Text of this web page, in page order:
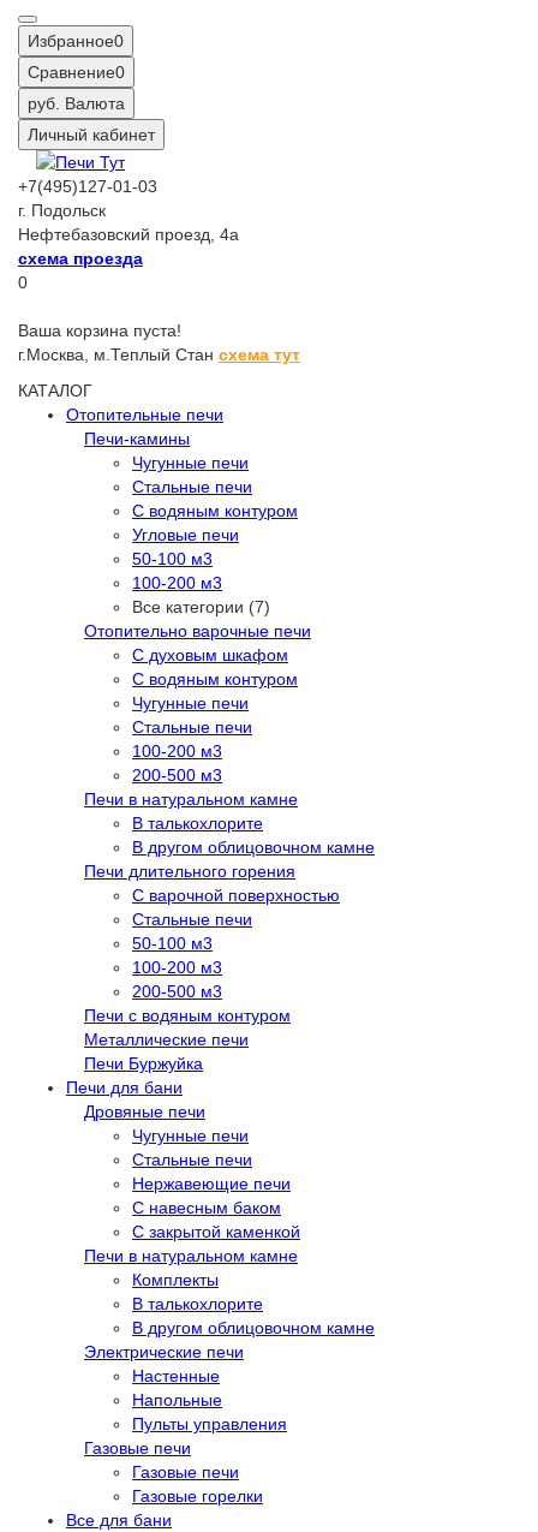
Избранное0
Сравнение0
руб. Валюта
Личный кабинет
+7(495)127-01-03
г. Подольск
Нефтебазовский проезд, 4а
схема проезда
0
Ваша корзина пуста!
г.Москва, м.Теплый Стан схема тут
КАТАЛОГ
Отопительные печи
Печи-камины
Чугунные печи
Стальные печи
С водяным контуром
Угловые печи
50-100 м3
100-200 м3
Все категории (7)
Отопительно варочные печи
С духовым шкафом
С водяным контуром
Чугунные печи
Стальные печи
100-200 м3
200-500 м3
Печи в натуральном камне
В талькохлорите
В другом облицовочном камне
Печи длительного горения
С варочной поверхностью
Стальные печи
50-100 м3
100-200 м3
200-500 м3
Печи с водяным контуром
Металлические печи
Печи Буржуйка
Печи для бани
Дровяные печи
Чугунные печи
Стальные печи
Нержавеющие печи
С навесным баком
С закрытой каменкой
Печи в натуральном камне
Комплекты
В талькохлорите
В другом облицовочном камне
Электрические печи
Настенные
Напольные
Пульты управления
Газовые печи
Газовые печи
Газовые горелки
Все для бани